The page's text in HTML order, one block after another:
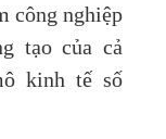
công nghiệp
tạo của cả
kinh tế số